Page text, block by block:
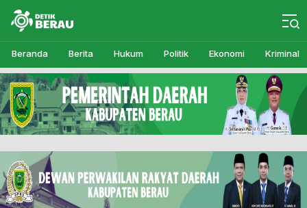
Detikberau.com
Media Diskusi Rakyat
Beranda Berita Hukum Politik Ekonomi Kriminal